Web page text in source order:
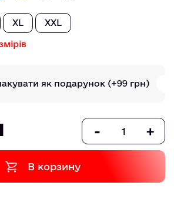
XL XXL
як подарунок (+99 грн)
- +
В корзину